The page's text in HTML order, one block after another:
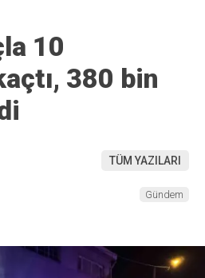
10
380 bin
TÜM YAZILARI
Gündem